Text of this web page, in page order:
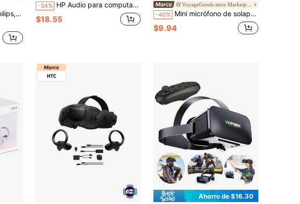
de cable único, compatible con PC/portátil
-54% HP Audio para computadora DHE-6000 Altavoz pequeño que no ocupa el escritorio Efecto de iluminación RGB Graves intensos Ajuste de volumen con cable tipo rodillo Plug and play Compatibilidad inteligente Negro
$18.55
VoyageGoods store Marketplace
-40% Mini micrófono de solapa inalámbrico con cancelación de ruido, micrófono de solapa inalámbrico 2.4G, micrófono con cancelación de ruido sin pérdidas, universal para teléfonos móviles y cámaras, Plug and Play, adecuado para grabación de vídeo, enseñanza, entrevistas, podcasts, etc., micrófono inalámbrico para transmisión en directo de uno a dos.
$9.94
Ahorro de $16.30